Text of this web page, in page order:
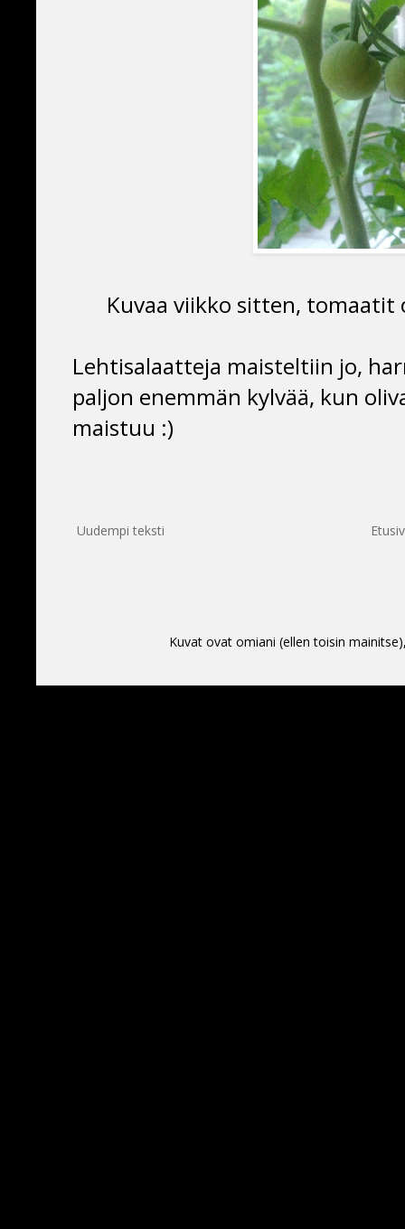
Kuvaa viikko sitten, tomaatit
Lehtisalaatteja maisteltiin jo,
paljon enemmän kylvää, kun
maistuu :)
Uudempi teksti
Kuvat ovat omiani (ellen toisin